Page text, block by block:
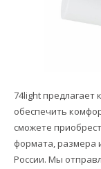
74light предлагает
обеспечить
сможете
формата, размера
России. Мы